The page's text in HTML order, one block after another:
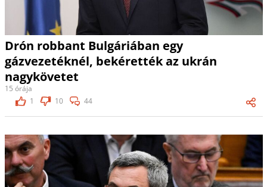
Drón robbant Bulgáriában egy
gázvezetéknél, bekérették az ukrán
nagykövetet
15 órája
1
10 44